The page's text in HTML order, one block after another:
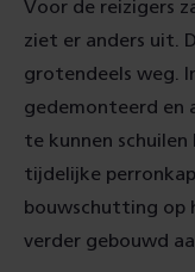
Voor de reizigers
ziet er anders uit.
grotendeels weg.
gedemonteerd en
te kunnen
tijdelijke
bouwschutting op
verder gebouwd